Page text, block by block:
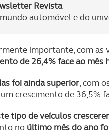
Revista
automóvel e do
importante, com as
de 26,4% face ao mês
foi ainda superior, com
crescimento de 36,5%
tipo de veículos
no último mês do ano